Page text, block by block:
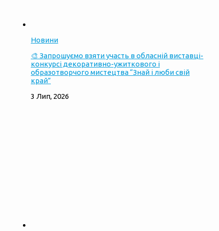
Новини
🎨 Запрошуємо взяти участь в обласній виставці-
конкурсі декоративно-ужиткового і
образотворчого мистецтва “Знай і люби свій
край”
3 Лип, 2026